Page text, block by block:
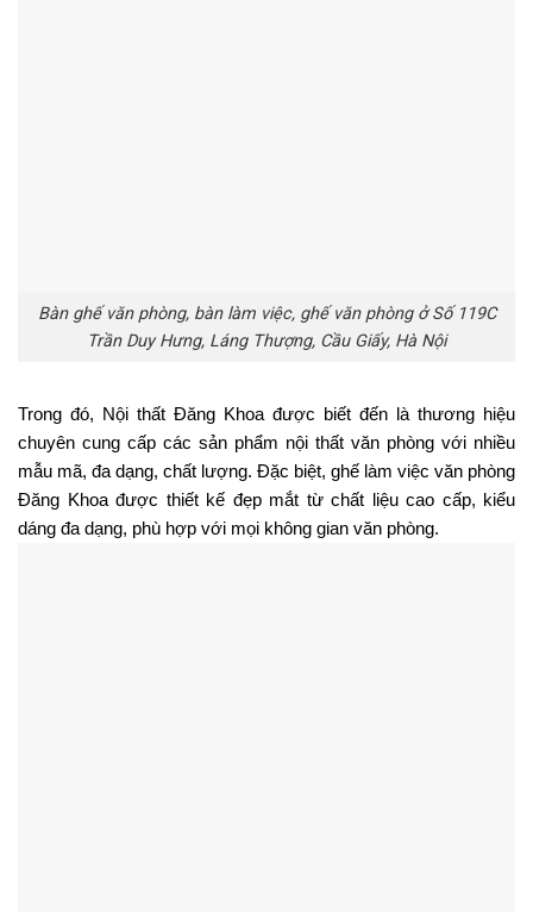
Bàn ghế văn phòng, bàn làm việc, ghế văn phòng ở Số 119C
Trần Duy Hưng, Láng Thượng, Cầu Giấy, Hà Nội
Trong đó, Nội thất Đăng Khoa được biết đến là thương hiệu
chuyên cung cấp các sản phẩm nội thất văn phòng với nhiều
mẫu mã, đa dạng, chất lượng. Đặc biệt, ghế làm việc văn phòng
Đăng Khoa được thiết kế đẹp mắt từ chất liệu cao cấp, kiểu
dáng đa dạng, phù hợp với mọi không gian văn phòng.